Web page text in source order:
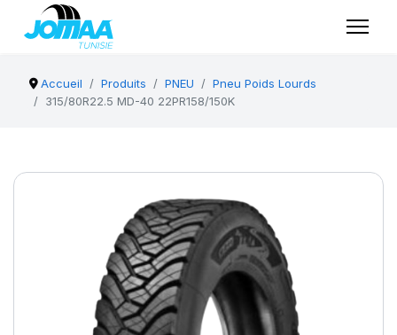
Accueil Produits PNEU
Pneu Poids Lourds
315/80R22.5 MD-40 22PR158/150K